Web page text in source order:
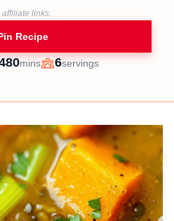
links.
Recipe
Cook
minutes
mins
Servings
6servings